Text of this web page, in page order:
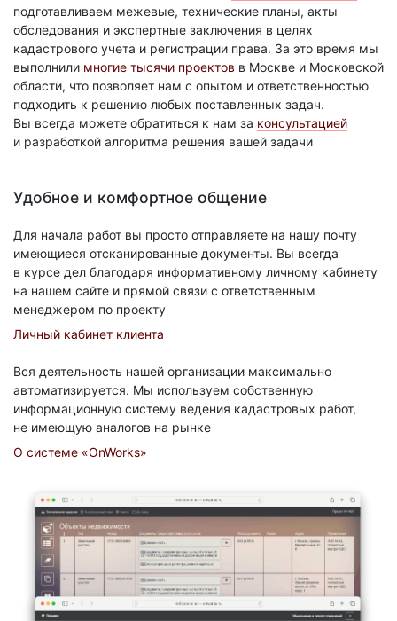
подготавливаем межевые, технические планы, акты
обследования и экспертные заключения в целях
кадастрового учета и регистрации права. За это время мы
выполнили многие тысячи проектов в Москве и Московской
области, что позволяет нам с опытом и ответственностью
подходить к решению любых поставленных задач.
Вы всегда можете обратиться к нам за консультацией
и разработкой алгоритма решения вашей задачи
Удобное и комфортное общение
Для начала работ вы просто отправляете на нашу почту
имеющиеся отсканированные документы. Вы всегда
в курсе дел благодаря информативному личному кабинету
на нашем сайте и прямой связи с ответственным
менеджером по проекту
Личный кабинет клиента
Вся деятельность нашей организации максимально
автоматизируется. Мы используем собственную
информационную систему ведения кадастровых работ,
не имеющую аналогов на рынке
О системе «OnWorks»